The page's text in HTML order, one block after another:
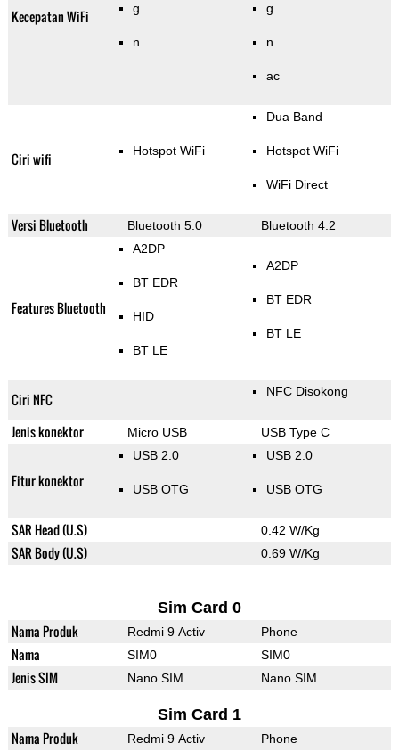
Kecepatan WiFi g
n
g
n
ac
Ciri wifi Hotspot WiFi
Dua Band
Hotspot WiFi
WiFi Direct
Versi Bluetooth Bluetooth 5.0 Bluetooth 4.2
Features Bluetooth
A2DP
BT EDR
HID
BT LE
A2DP
BT EDR
BT LE
Ciri NFC NFC Disokong
Jenis konektor Micro USB USB Type C
Fitur konektor
USB 2.0
USB OTG
USB 2.0
USB OTG
SAR Head (U.S) 0.42 W/Kg
SAR Body (U.S) 0.69 W/Kg
Sim Card 0
Nama Produk Redmi 9 Activ Phone
Nama SIM0 SIM0
Jenis SIM Nano SIM Nano SIM
Sim Card 1
Nama Produk Redmi 9 Activ Phone